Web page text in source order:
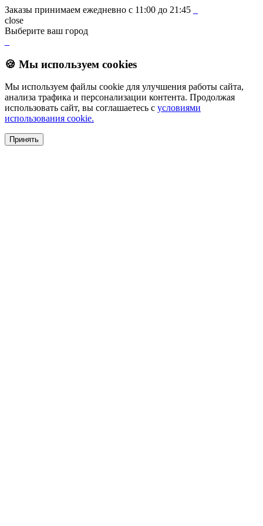
Заказы принимаем ежедневно с 11:00 до 21:45
close
Выберите ваш город
🍪 Мы используем cookies
Мы используем файлы cookie для улучшения работы сайта,
анализа трафика и персонализации контента. Продолжая
использовать сайт, вы соглашаетесь с условиями
использования cookie.
Принять